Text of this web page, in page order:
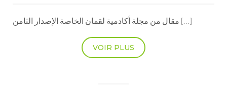
[…]
VOIR PLUS